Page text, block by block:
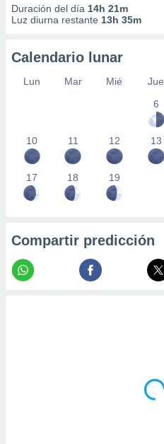
Duración del día 14h 21m
Luz diurna restante 13h 35m
Calendario lunar
Lun Mar Mié Jue
6
10 11 12 13
17 18 19
Compartir predicción